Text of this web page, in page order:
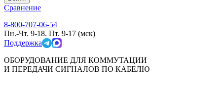
Сравнение
8-800-707-06-54
Пн.-Чт. 9-18. Пт. 9-17 (мск)
Поддержка
ОБОРУДОВАНИЕ ДЛЯ КОММУТАЦИИ
И ПЕРЕДАЧИ СИГНАЛОВ ПО КАБЕЛЮ